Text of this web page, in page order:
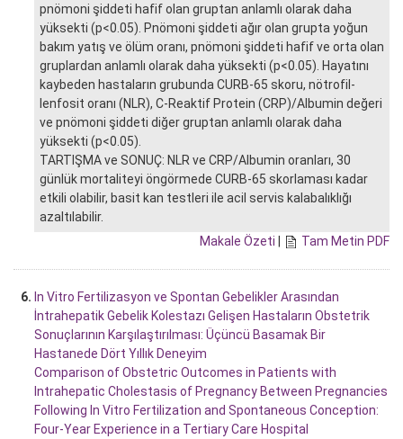
pnömoni şiddeti hafif olan gruptan anlamlı olarak daha
yüksekti (p<0.05). Pnömoni şiddeti ağır olan grupta yoğun
bakım yatış ve ölüm oranı, pnömoni şiddeti hafif ve orta olan
gruplardan anlamlı olarak daha yüksekti (p<0.05). Hayatını
kaybeden hastaların grubunda CURB-65 skoru, nötrofil-
lenfosit oranı (NLR), C-Reaktif Protein (CRP)/Albumin değeri
ve pnömoni şiddeti diğer gruptan anlamlı olarak daha
yüksekti (p<0.05).
TARTIŞMA ve SONUÇ: NLR ve CRP/Albumin oranları, 30
günlük mortaliteyi öngörmede CURB-65 skorlaması kadar
etkili olabilir, basit kan testleri ile acil servis kalabalıklığı
azaltılabilir.
Makale Özeti | Tam Metin PDF
6. In Vitro Fertilizasyon ve Spontan Gebelikler Arasından
İntrahepatik Gebelik Kolestazı Gelişen Hastaların Obstetrik
Sonuçlarının Karşılaştırılması: Üçüncü Basamak Bir
Hastanede Dört Yıllık Deneyim
Comparison of Obstetric Outcomes in Patients with
Intrahepatic Cholestasis of Pregnancy Between Pregnancies
Following In Vitro Fertilization and Spontaneous Conception:
Four-Year Experience in a Tertiary Care Hospital